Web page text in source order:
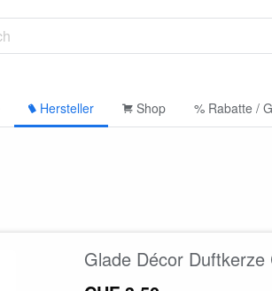
Hersteller Shop % Rabatte /
Glade Décor